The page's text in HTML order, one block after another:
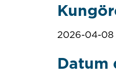
2026-04-08
Datum